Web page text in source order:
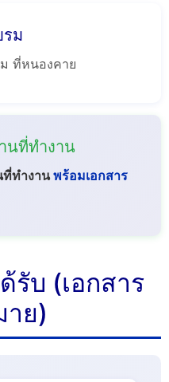
ม
ที่หนองคาย
นที่ทำงาน
ที่ทำงานพร้อมเอกสาร
รับ (เอกสาร
ย)